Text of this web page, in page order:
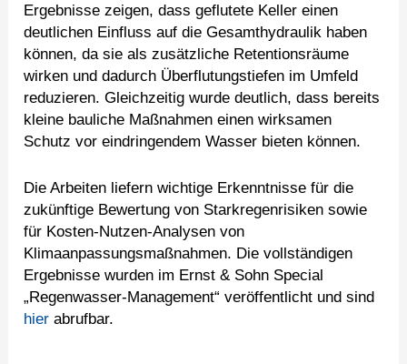
Ergebnisse zeigen, dass geflutete Keller einen
deutlichen Einfluss auf die Gesamthydraulik haben
können, da sie als zusätzliche Retentionsräume
wirken und dadurch Überflutungstiefen im Umfeld
reduzieren. Gleichzeitig wurde deutlich, dass bereits
kleine bauliche Maßnahmen einen wirksamen
Schutz vor eindringendem Wasser bieten können.
Die Arbeiten liefern wichtige Erkenntnisse für die
zukünftige Bewertung von Starkregenrisiken sowie
für Kosten-Nutzen-Analysen von
Klimaanpassungsmaßnahmen. Die vollständigen
Ergebnisse wurden im Ernst & Sohn Special
„Regenwasser-Management“ veröffentlicht und sind
hier abrufbar.